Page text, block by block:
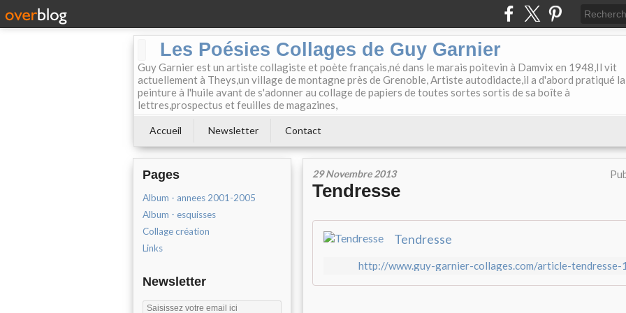
Les Poésies Collages de Guy Garnier
Guy Garnier est un artiste collagiste et poète français,né dans le marais poitevin à Damvix en 1948,Il vit
actuellement à Theys,un village de montagne près de Grenoble, Artiste autodidacte,il a d'abord pratiqué la
peinture à l'huile avant de s'adonner au collage de papiers de toutes sortes sortis de sa boîte à
lettres,prospectus et feuilles de magazines,
Accueil Newsletter Contact
Pages
Album - annees 2001-2005
Album - esquisses
Collage création
Links
Newsletter
29 Novembre 2013
Tendresse
Tendresse
http://www.guy-garnier-collages.com/article-